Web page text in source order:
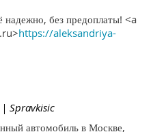
без предоплаты! <a
https://aleksandriya-
| Spravkisic
автомобиль в Москве,